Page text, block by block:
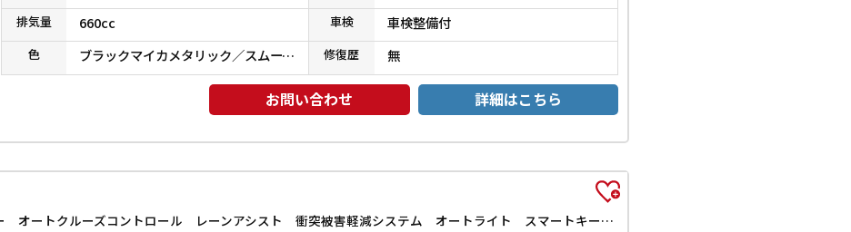
排気量 660cc 車検 車検整備付
色 ブラックマイカメタリック／スムースグレーマイカメタリック 修復歴 無
お問い合わせ 詳細はこちら
ハイブリッドG 届出済未使用車 禁煙車 クリアランスソナー オートクルーズコントロール レーンアシスト 衝突被害軽減システム オートライト スマートキー アイドリングストップ 電動格納ミラー シートヒーター